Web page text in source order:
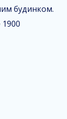
будинком.
1900